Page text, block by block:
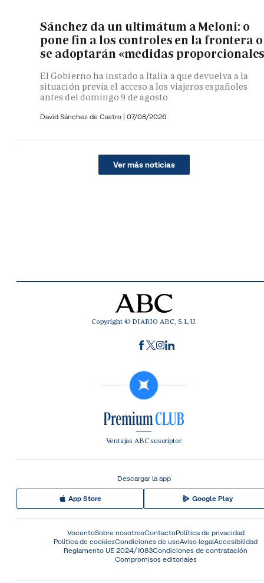
Sánchez da un ultimátum a Meloni: o
pone fin a los controles en la frontera o
se adoptarán «medidas
El Gobierno ha instado a Italia a que devuelva a la
situación previa el acceso a los viajeros españoles
antes del domingo 9 de agosto
David Sánchez de Castro | 07/08/2026
Ver más noticias
Copyright © DIARIO ABC, S.L.U.
Ventajas ABC suscriptor
Descargar la app
App Store Google Play
VocentoSobre nosotrosContactoPolítica de privacidad
Política de cookiesCondiciones de usoAviso legalAccesibilidad
Reglamento UE 2024/1083Condiciones de contratación
Compromisos editoriales